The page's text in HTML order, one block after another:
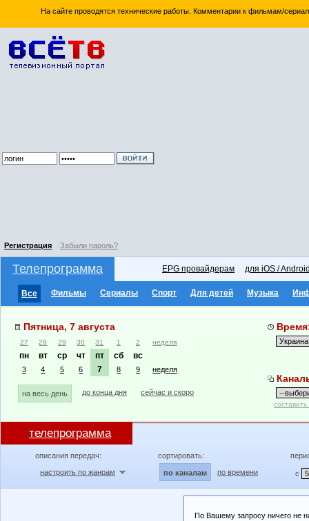
На сайте проводятся технические работы. Комментарии к фильмам/
Регистрация Забыли пароль?
Телепрограмма EPG провайдерам для iOS /
Все Фильмы Сериалы Спорт Для детей Музыка
Пятница, 7 августа
27 28 29 30 31 1 2 неделя
пн вт ср чт пт сб вс
3 4 5 6 7 8 9 неделя
на весь день до конца дня сейчас и скоро
телепрограмма
описания передач:
настроить по жанрам
сортировать:
по каналам по времени с
По Вашему запросу ничего не